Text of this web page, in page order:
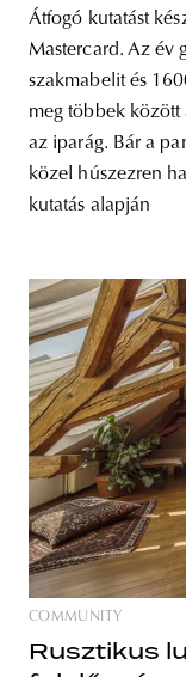
Átfogó kutatást
Mastercard. Az év
szakmabelit és
meg többek
az iparág. Bár a
közel húszezren
kutatás alapján
COMMUNITY
Rusztikus